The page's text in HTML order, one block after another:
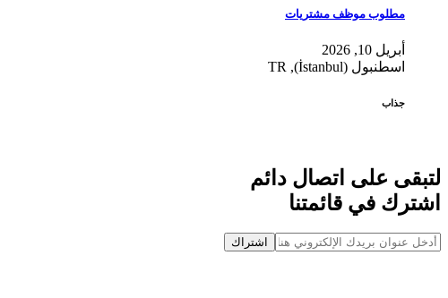
مطلوب موظف مشتريات
أبريل 10, 2026
اسطنبول (İstanbul), TR
جذاب
لتبقى على اتصال دائم
اشترك في قائمتنا
اشتراك